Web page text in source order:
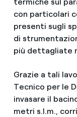
con particolari
presenti sugli
di
più dettagliate
Grazie a tali
Tecnico per le
invasare il
metri s.l.m.,